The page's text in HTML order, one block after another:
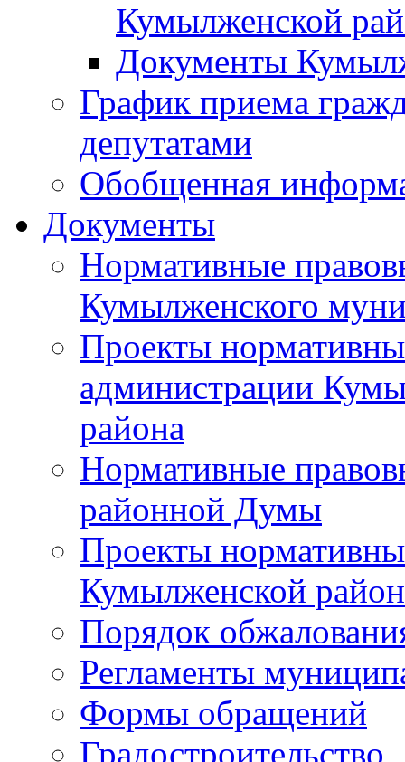
Кумылженской
Документы
График приема
депутатами
Обобщенная
Документы
Нормативные
Кумылженского
Проекты
администрации
района
Нормативные
районной Думы
Проекты
Кумылженской
Порядок
Регламенты
Формы обращений
Градостроительство